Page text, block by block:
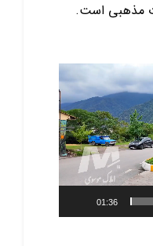
مذهبی است.
01:36